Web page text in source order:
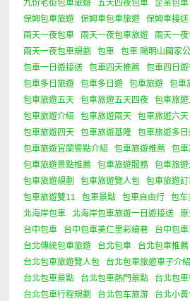
九份老街包車旅遊
五天四夜包車 企業包車
保姆包車旅遊
保姆車包車旅遊 保姆車接送
兩天一夜包車
兩天一夜包車旅遊
兩天一
兩天一夜包車規劃
包車 包車 陽明山國家
包車一日遊接送
包車四天推薦 包車四日遊
包車多日旅遊
包車多日遊 包車旅遊 包車
包車旅遊五天
包車旅遊五天四夜
包車旅
包車旅遊介紹
包車旅遊兩天 包車旅遊六天
包車旅遊四天
包車旅遊基隆 包車旅遊多
包車旅遊宜蘭警點介紹
包車旅遊推薦 包
包車旅遊景點推薦
包車旅遊服務 包車旅
包車旅遊規劃
包車旅遊覽人包 包車旅遊
包車旅遊雙11
包車景點 包車自由行 包车
北海岸包車
北海岸包車旅遊一日遊接送
台中包車
台中包車美仁里彩繪巷
台中包
台北傳統包車旅遊
台北包車 台北包車推薦
台北包車旅遊覽人包
台北包車旅遊車子介紹
台北包車景點
台北包車熱門景點
台北包
台北包車行程規劃
台北包车旅游 台北小